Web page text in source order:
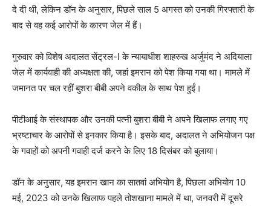
दे दी थी, लेकिन डॉन के अनुसार, पिछले साल 5 अगस्त को उनकी गिरफ्तारी के
बाद से वह कई आरोपों के कारण जेल में हैं।
गुरुवार को विशेष अदालत सेंट्रल-I के न्यायाधीश शाहरुख अर्जुमंद ने अदियाला
जेल में कार्यवाही की अध्यक्षता की, जहां इमरान को पेश किया गया था। मामले में
जमानत पर चल रहीं बुशरा बीबी अपने वकील के साथ पेश हुईं।
पीटीआई के संस्थापक और उनकी पत्नी बुशरा बीबी ने अपने खिलाफ लगाए गए
भ्रष्टाचार के आरोपों से इनकार किया है। इसके बाद, अदालत ने अभियोजन पक्ष
के गवाहों को अपनी गवाही दर्ज करने के लिए 18 दिसंबर को बुलाया।
डॉन के अनुसार, यह इमरान खान का सातवां अभियोग है, पिछला अभियोग 10
मई, 2023 को उनके खिलाफ पहले तोशखाना मामले में था, जनवरी में दूसरे